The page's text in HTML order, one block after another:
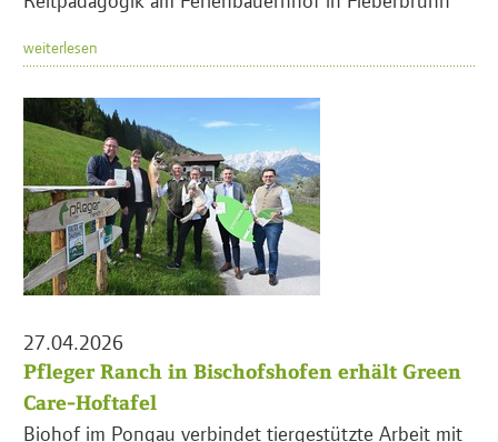
weiterlesen
27.04.2026
Pfleger Ranch in Bischofshofen erhält Green
Care-Hoftafel
Biohof im Pongau verbindet tiergestützte Arbeit mit